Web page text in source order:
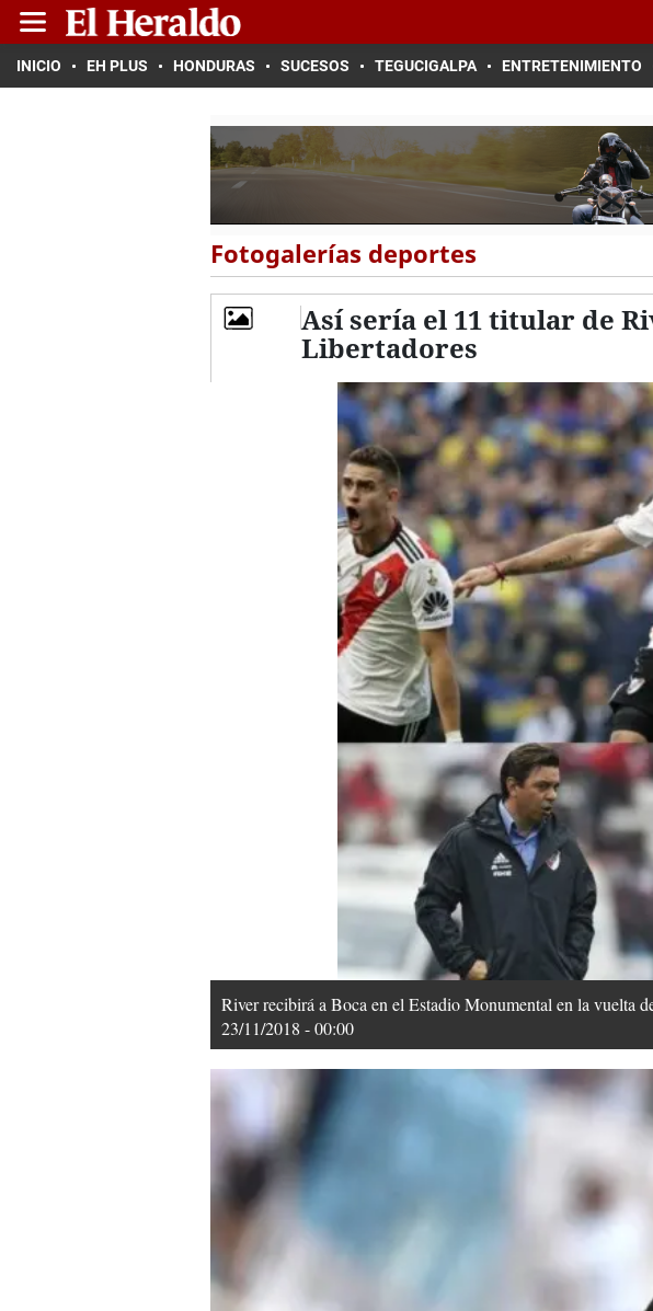
INICIO EH PLUS HONDURAS SUCESOS TEGUCIGALPA ENTRETENIMIENTO
Fotogalerías deportes
Así sería el 11 titular de
Libertadores
River recibirá a Boca en el Estadio Monumental en la
23/11/2018 - 00:00